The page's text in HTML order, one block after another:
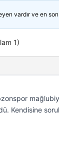
vardır ve en son
1)
Kendisine